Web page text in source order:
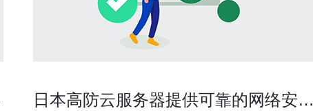
日本高防云服务器提供可靠的网络安全